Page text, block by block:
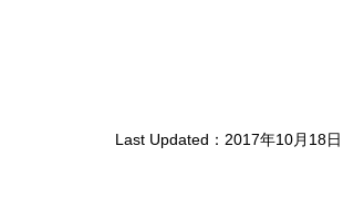
Last Updated：2017年10月18日